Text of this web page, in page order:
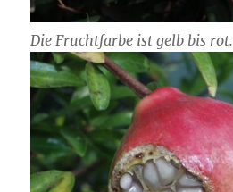
Die Fruchtfarbe ist gelb bis rot.